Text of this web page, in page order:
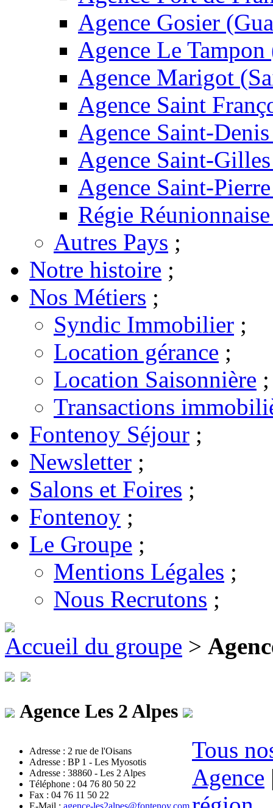
Agence Gosier
Agence Le
Agence Marigot
Agence Saint
Agence Saint-
Agence Saint-
Agence Saint-
Régie
Autres Pays ;
Notre histoire ;
Nos Métiers ;
Syndic Immobilier ;
Location gérance ;
Location Saisonnière ;
Transactions
Fontenoy Séjour ;
Newsletter ;
Salons et Foires ;
Fontenoy ;
Le Groupe ;
Mentions Légales ;
Nous Recrutons ;
Accueil du groupe >
Agence Les 2 Alpes
Adresse : 2 rue de l'Oisans
Adresse : BP 1 - Les Myosotis
Adresse : 38860 - Les 2 Alpes
Téléphone : 04 76 80 50 22
Fax : 04 76 11 50 22
E-Mail : agence-les2alpes@fontenoy.com
Tous
Agence